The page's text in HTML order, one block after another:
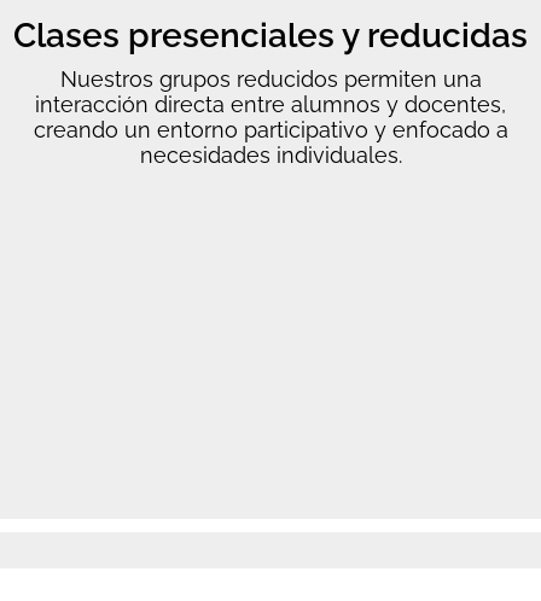
Clases presenciales y reducidas
Nuestros grupos reducidos permiten una
interacción directa entre alumnos y docentes,
creando un entorno participativo y enfocado a
necesidades individuales.